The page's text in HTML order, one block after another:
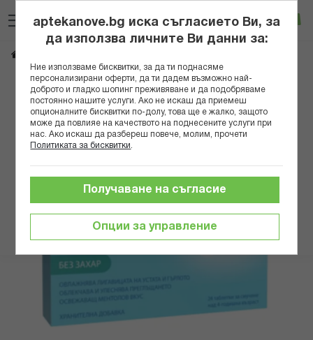
към
съдържанието
Вход
Преминете
края
галерията
aptekanove.bg иска съгласието Ви, за
да използва личните Ви данни за:
Ние използваме бисквитки, за да ти поднасяме
персонализирани оферти, да ти дадем възможно най-
доброто и гладко шопинг преживяване и да подобряваме
постоянно нашите услуги. Ако не искаш да приемеш
опционалните бисквитки по-долу, това ще е жалко, защото
може да повлияе на качеството на поднесените услуги при
нас. Ако искаш да разбереш повече, молим, прочети
Политиката за бисквитки
Опции за управление
Получаване на съгласие